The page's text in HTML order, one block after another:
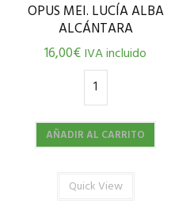
OPUS MEI. LUCÍA ALBA
ALCÁNTARA
16,00€IVA incluido
AÑADIR AL CARRITO
Quick View